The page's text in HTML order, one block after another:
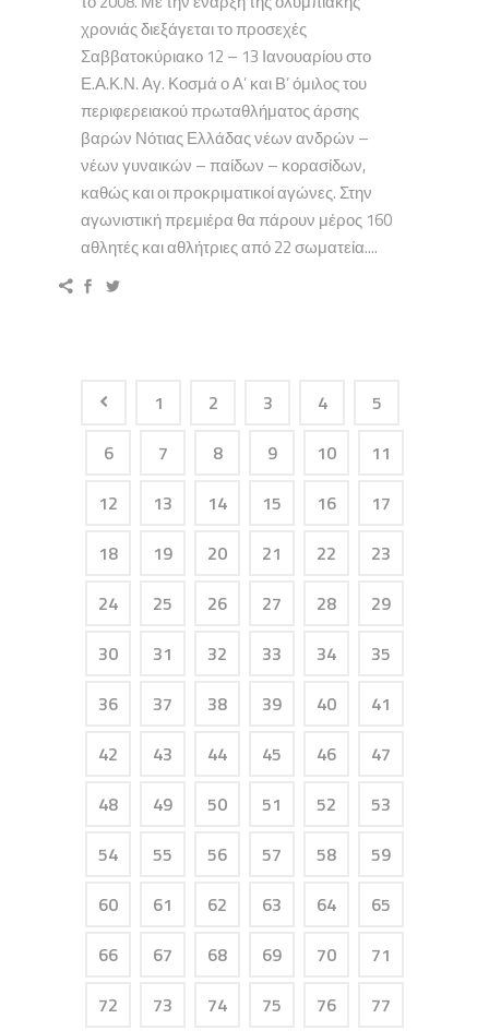
χρονιάς διεξάγεται το προσεχές
Σαββατοκύριακο 12 – 13 Ιανουαρίου στο
Ε.Α.Κ.Ν. Αγ. Κοσμά ο Α’ και Β’ όμιλος του
περιφερειακού πρωταθλήματος άρσης
βαρών Νότιας Ελλάδας νέων ανδρών –
νέων γυναικών – παίδων – κορασίδων,
καθώς και οι προκριματικοί αγώνες. Στην
αγωνιστική πρεμιέρα θα πάρουν μέρος 160
αθλητές και αθλήτριες από 22 σωματεία....
1 2 3 4
5
6
7 8 9 10
11
12
13 14 15 16
17
18
19 20 21 22
23
24
25 26 27 28
29
30
31 32 33 34
35
36
37 38 39 40
41
42
43 44 45 46
47
48
49 50 51 52
53
54
55 56 57 58
59
60
61 62 63 64
65
66
67 68 69 70
71
72
73 74 75 76
77